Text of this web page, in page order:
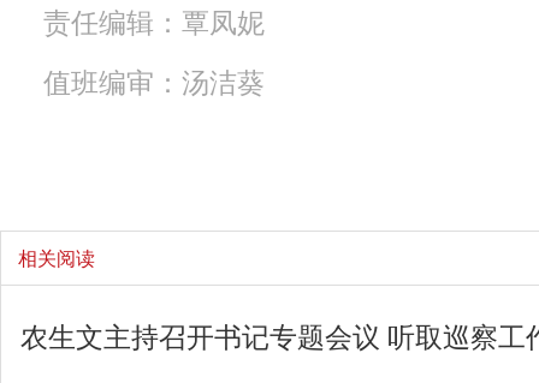
责任编辑：覃凤妮
值班编审：汤洁葵
相关阅读
农生文主持召开书记专题会议 听取巡察工